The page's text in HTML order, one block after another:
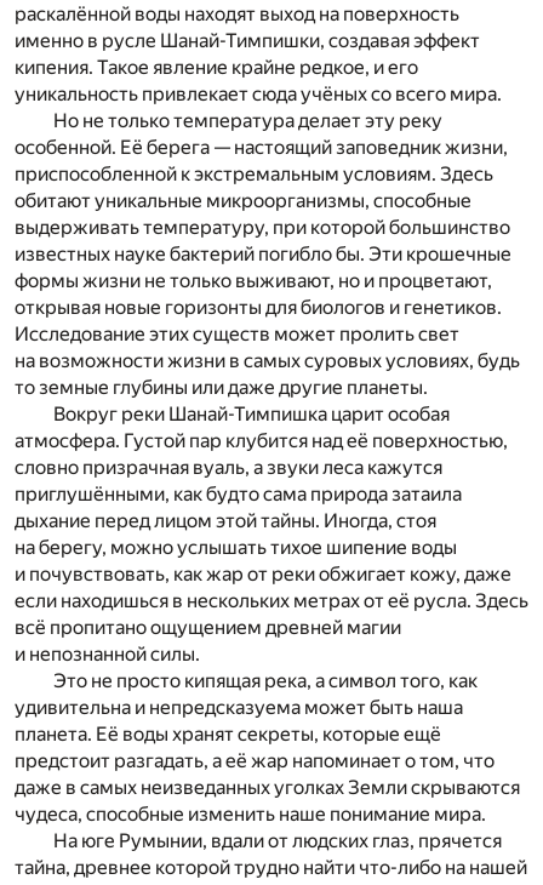
раскалённой воды находят выход на поверхность
именно в русле Шанай-Тимпишки, создавая эффект
кипения. Такое явление крайне редкое, и его
уникальность привлекает сюда учёных со всего мира.
Но не только температура делает эту реку
особенной. Её берега — настоящий заповедник жизни,
приспособленной к экстремальным условиям. Здесь
обитают уникальные микроорганизмы, способные
выдерживать температуру, при которой большинство
известных науке бактерий погибло бы. Эти крошечные
формы жизни не только выживают, но и процветают,
открывая новые горизонты для биологов и генетиков.
Исследование этих существ может пролить свет
на возможности жизни в самых суровых условиях, будь
то земные глубины или даже другие планеты.
Вокруг реки Шанай-Тимпишка царит особая
атмосфера. Густой пар клубится над её поверхностью,
словно призрачная вуаль, а звуки леса кажутся
приглушёнными, как будто сама природа затаила
дыхание перед лицом этой тайны. Иногда, стоя
на берегу, можно услышать тихое шипение воды
и почувствовать, как жар от реки обжигает кожу, даже
если находишься в нескольких метрах от её русла. Здесь
всё пропитано ощущением древней магии
и непознанной силы.
Это не просто кипящая река, а символ того, как
удивительна и непредсказуема может быть наша
планета. Её воды хранят секреты, которые ещё
предстоит разгадать, а её жар напоминает о том, что
даже в самых неизведанных уголках Земли скрываются
чудеса, способные изменить наше понимание мира.
На юге Румынии, вдали от людских глаз, прячется
тайна, древнее которой трудно найти что-либо на нашей